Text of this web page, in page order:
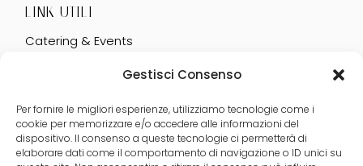
Gestisci Consenso
Per fornire le migliori esperienze, utilizziamo tecnologie come i
cookie per memorizzare e/o accedere alle informazioni del
dispositivo. Il consenso a queste tecnologie ci permetterà di
elaborare dati come il comportamento di navigazione o ID unici su
LINK UTILI
Catering & Events
Matrimonio